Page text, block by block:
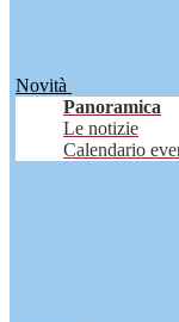
Novità
Panoramica
Le notizie
Calendario